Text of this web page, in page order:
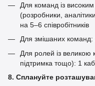
Для команд із
(розробники,
на 5–6 співробітників
Для змішаних команд:
Для ролей із великою
підтримка тощо): 1
8. Сплануйте